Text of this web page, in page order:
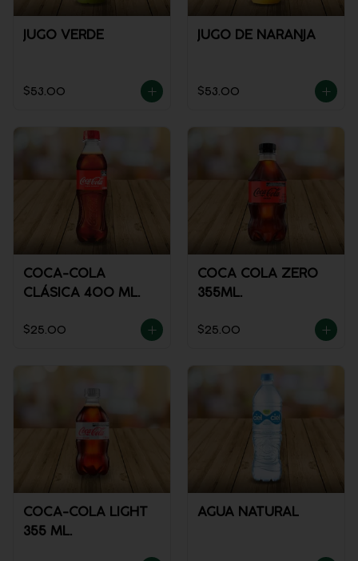
JUGO VERDE
$53.00
JUGO DE NARANJA
$53.00
COCA-COLA
CLÁSICA 400 ML.
$25.00
COCA COLA ZERO
355ML.
$25.00
COCA-COLA LIGHT
355 ML.
AGUA NATURAL